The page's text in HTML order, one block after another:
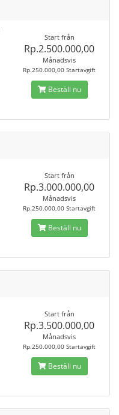
Start från
Rp.2.500.000,00
Månadsvis
Rp.250.000,00 Startavgift
Beställ nu
Start från
Rp.3.000.000,00
Månadsvis
Rp.250.000,00 Startavgift
Beställ nu
Start från
Rp.3.500.000,00
Månadsvis
Rp.250.000,00 Startavgift
Beställ nu